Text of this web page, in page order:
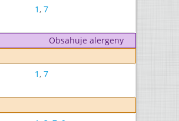
1, 7
Obsahuje alergeny
1, 7